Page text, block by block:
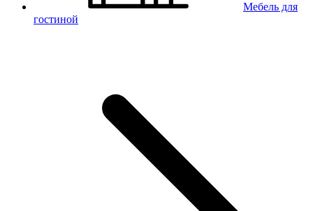
Мебель для
гостиной